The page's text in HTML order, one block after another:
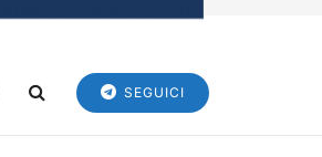
SEGUICI